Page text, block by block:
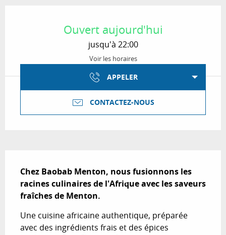
Ouvert aujourd'hui
jusqu'à 22:00
Voir les horaires
APPELER
CONTACTEZ-NOUS
Chez Baobab Menton, nous fusionnons les
racines culinaires de l'Afrique avec les saveurs
fraîches de Menton.
Une cuisine africaine authentique, préparée
avec des ingrédients frais et des épices